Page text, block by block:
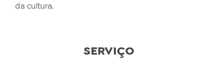
da cultura.
SERVIÇO